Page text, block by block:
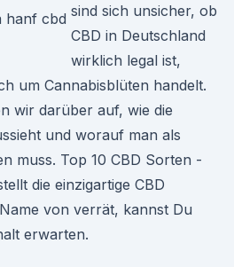
sind sich unsicher, ob
CBD in Deutschland
wirklich legal ist,
um Cannabisblüten handelt.
wir darüber auf, wie die
und worauf man als
muss. Top 10 CBD Sorten -
die einzigartige CBD
von verrät, kannst Du
erwarten.